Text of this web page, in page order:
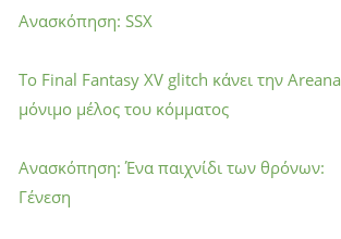
Ανασκόπηση: SSX
Το Final Fantasy XV glitch κάνει την Areana
μόνιμο μέλος του κόμματος
Ανασκόπηση: Ένα παιχνίδι των θρόνων:
Γένεση